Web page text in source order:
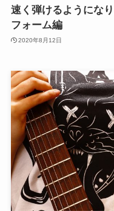
速く弾けるようにな
フォーム編
2020年8月12日